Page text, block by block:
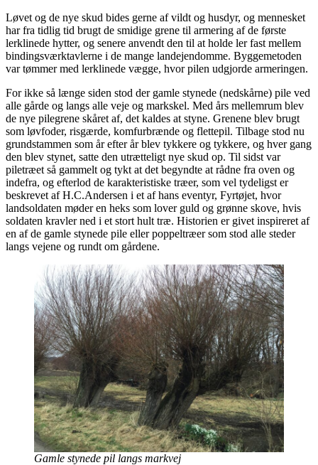
Løvet og de nye skud bides gerne af vildt og husdyr, og mennesket
har fra tidlig tid brugt de smidige grene til armering af de første
lerklinede hytter, og senere anvendt den til at holde ler fast mellem
bindingsværktavlerne i de mange landejendomme. Byggemetoden
var tømmer med lerklinede vægge, hvor pilen udgjorde armeringen.
For ikke så længe siden stod der gamle stynede (nedskårne) pile ved
alle gårde og langs alle veje og markskel. Med års mellemrum blev
de nye pilegrene skåret af, det kaldes at styne. Grenene blev brugt
som løvfoder, risgærde, komfurbrænde og flettepil. Tilbage stod nu
grundstammen som år efter år blev tykkere og tykkere, og hver gang
den blev stynet, satte den utrætteligt nye skud op. Til sidst var
piletræet så gammelt og tykt at det begyndte at rådne fra oven og
indefra, og efterlod de karakteristiske træer, som vel tydeligst er
beskrevet af H.C.Andersen i et af hans eventyr, Fyrtøjet, hvor
landsoldaten møder en heks som lover guld og grønne skove, hvis
soldaten kravler ned i et stort hult træ. Historien er givet inspireret af
en af de gamle stynede pile eller poppeltræer som stod alle steder
langs vejene og rundt om gårdene.
Gamle stynede pil langs markvej